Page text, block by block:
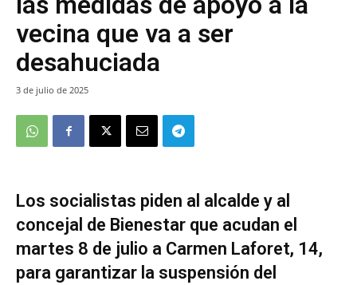
vecina que va a ser
desahuciada
3 de julio de 2025
Los socialistas piden al alcalde y al
concejal de Bienestar que acudan el
martes 8 de julio a Carmen Laforet, 14,
para garantizar la suspensión del